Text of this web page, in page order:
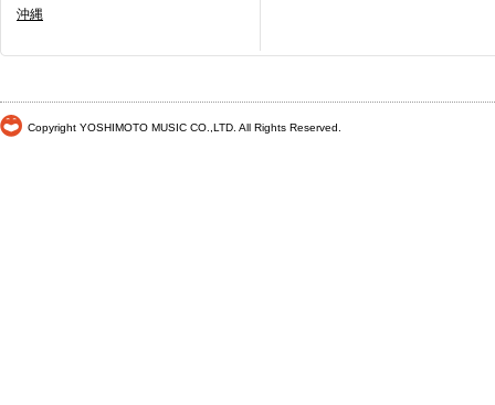
沖縄
Copyright YOSHIMOTO MUSIC CO.,LTD. All Rights Reserved.